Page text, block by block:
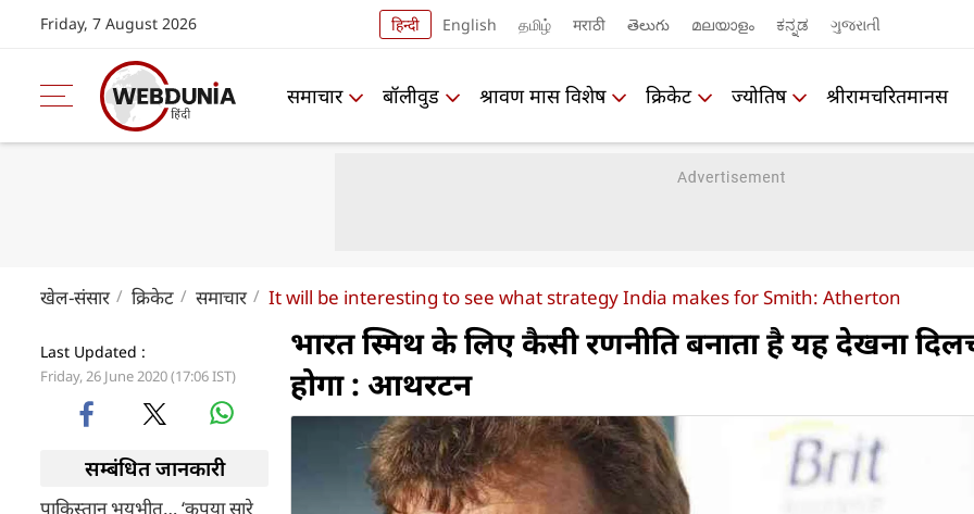
Friday, 7 August 2026 हिन्दी English தமிழ் मराठी తెలుగు മലയാളം ಕನ್ನಡ ગુજરાતી
समाचार बॉलीवुड श्रावण मास विशेष क्रिकेट ज्योतिष श्रीरामचरितमानस
खेल-संसार क्रिकेट समाचार It will be interesting to see what strategy India makes for Smith: Atherton
Last Updated :
Friday, 26 June 2020 (17:06 IST)
सम्बंधित जानकारी
पाकिस्‍तान भयभीत… ‘कृपया सारे
भारत स्मिथ के लिए कैसी रणनीति बनाता है यह देखना
होगा : आथरटन